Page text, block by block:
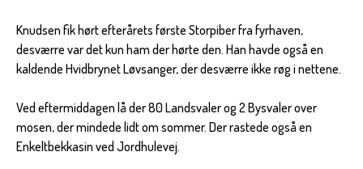
Knudsen fik hørt efterårets første Storpiber fra fyrhaven,
desværre var det kun ham der hørte den. Han havde også en
kaldende Hvidbrynet Løvsanger, der desværre ikke røg i nettene.
Ved eftermiddagen lå der 80 Landsvaler og 2 Bysvaler over
mosen, der mindede lidt om sommer. Der rastede også en
Enkeltbekkasin ved Jordhulevej.